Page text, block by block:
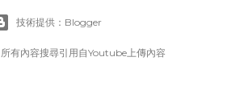
技術提供：Blogger
有內容搜尋引用自Youtube上傳內容